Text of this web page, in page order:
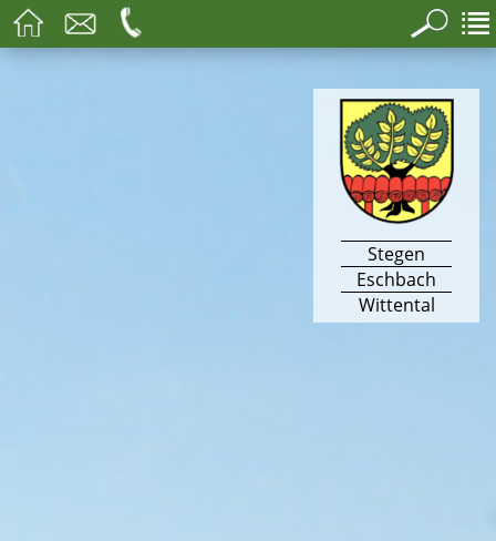
Stegen
Eschbach
Wittental